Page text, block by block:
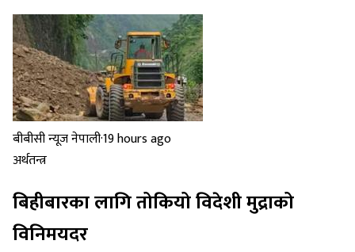
बीबीसी न्यूज नेपाली·19 hours ago
अर्थतन्त्र
बिहीबारका लागि तोकियो विदेशी मुद्राको
विनिमयदर